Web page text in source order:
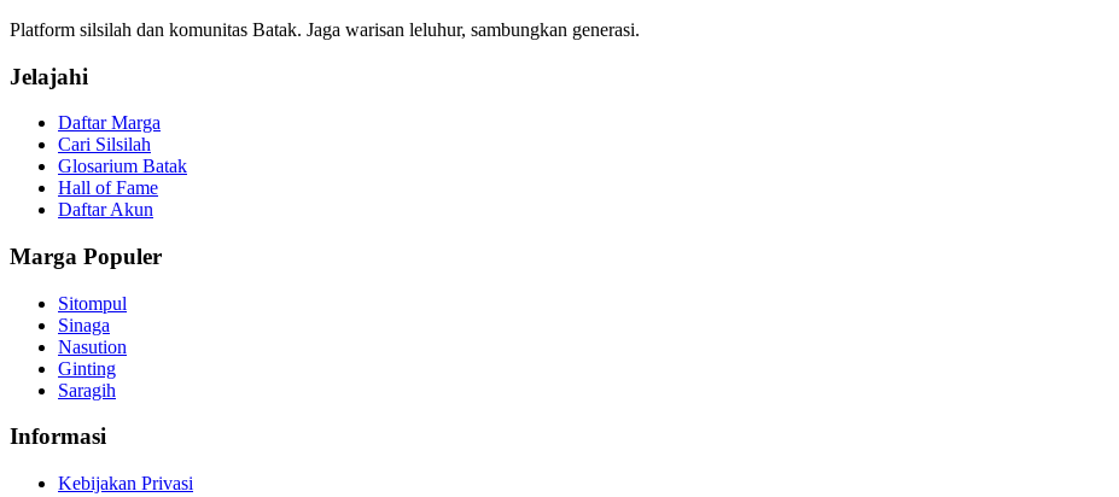
Platform silsilah dan komunitas Batak. Jaga warisan leluhur, sambungkan generasi.
Jelajahi
Daftar Marga
Cari Silsilah
Glosarium Batak
Hall of Fame
Daftar Akun
Marga Populer
Sitompul
Sinaga
Nasution
Ginting
Saragih
Informasi
Kebijakan Privasi